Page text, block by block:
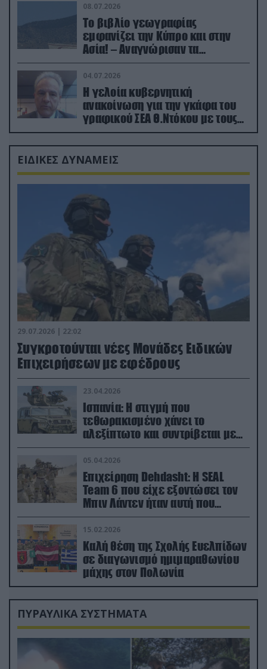
08.07.2026
Το βιβλίο γεωγραφίας
εμφανίζει την Κύπρο και στην
Ασία! – Αναγνώρισαν τα
κατεχόμενα; (φωτο)
04.07.2026
Η γελοία κυβερνητική
ανακοίνωση για την γκάφα του
γραφικού ΣΕΑ Θ.Ντόκου με τους
Ρώσους φαρσέρ
ΕΙΔΙΚΕΣ ΔΥΝΑΜΕΙΣ
29.07.2026 | 22:02
Συγκροτούνται νέες Μονάδες Ειδικών
Επιχειρήσεων με εφέδρους
23.04.2026
Ισπανία: Η στιγμή που
τεθωρακισμένο χάνει το
αλεξίπτωτο και συντρίβεται με
ορμή στο έδαφος (βίντεο)
05.04.2026
Επιχείρηση Dehdasht: Η SEAL
Team 6 που είχε εξοντώσει τον
Μπιν Λάντεν ήταν αυτή που
διέσωσε τον πιλότο του F-15
15.02.2026
Καλή θέση της Σχολής Ευελπίδων
σε διαγωνισμό ημιμαραθωνίου
μάχης στον Πολωνία
ΠΥΡΑΥΛΙΚΑ ΣΥΣΤΗΜΑΤΑ